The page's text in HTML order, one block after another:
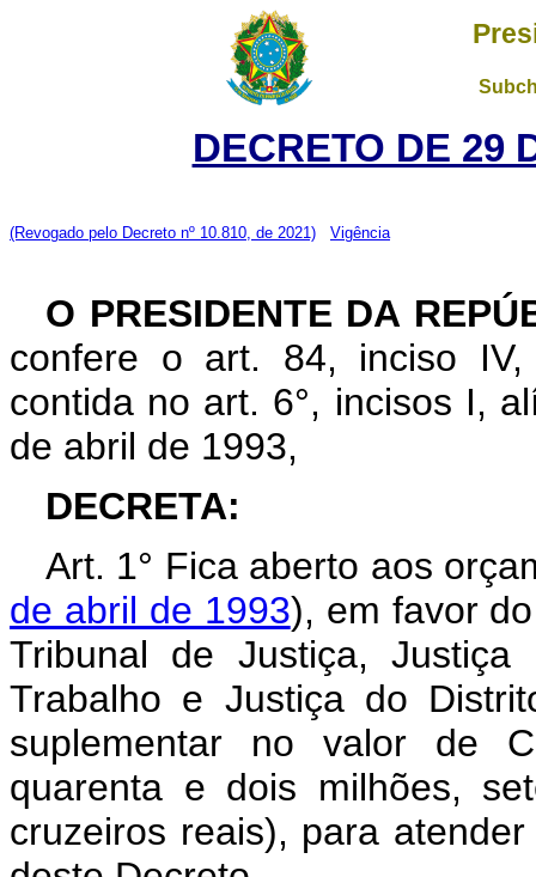
DECRETO DE 29
(Revogado pelo Decreto nº 10.810, de 2021) Vigência
O PRESIDENTE DA
confere o art. 84, inciso
contida no art. 6°, incisos I,
de abril de 1993,
DECRETA:
Art. 1° Fica aberto aos
de abril de 1993), em favor
Tribunal de Justiça,
Trabalho e Justiça do
suplementar no valor de
quarenta e dois milhões,
cruzeiros reais), para